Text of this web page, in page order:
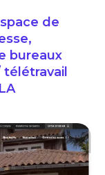
de
bureaux